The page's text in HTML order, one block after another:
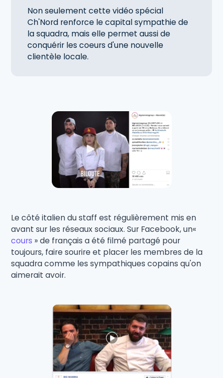
Non seulement cette vidéo spécial
Ch'Nord renforce le capital sympathie de
la squadra, mais elle permet aussi de
conquérir les coeurs d'une nouvelle
clientèle locale.
Le côté italien du staff est régulièrement mis en
avant sur les réseaux sociaux. Sur Facebook, un«
cours » de français a été filmé partagé pour
toujours, faire sourire et placer les membres de la
squadra comme les sympathiques copains qu'on
aimerait avoir.